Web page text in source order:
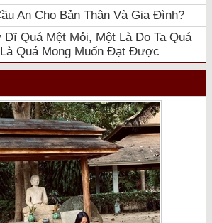
An Cho Bản Thân Và Gia Đình?
Dĩ Quá Mệt Mỏi, Một Là Do Ta Quá
Quá Mong Muốn Đạt Được